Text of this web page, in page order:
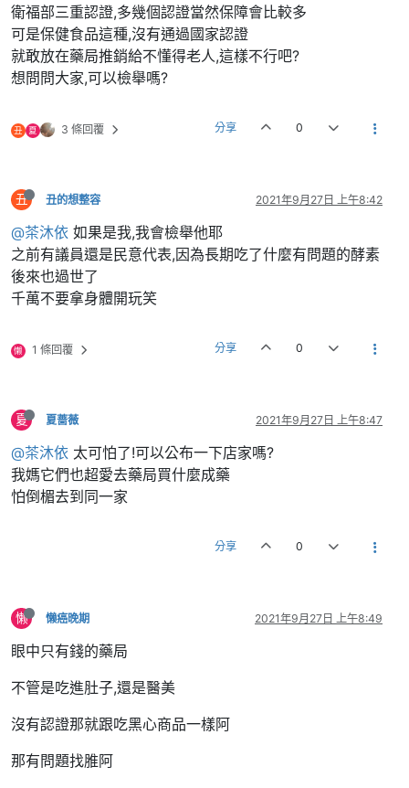
衛福部三重認證,多幾個認證當然保障會比較多
可是保健食品這種,沒有通過國家認證
就敢放在藥局推銷給不懂得老人,這樣不行吧?
想問問大家,可以檢舉嗎?
丑 夏 3 條回覆 分享 0
丑 丑的想整容 2021年9月27日 上午8:42
@茶沐依 如果是我,我會檢舉他耶
之前有議員還是民意代表,因為長期吃了什麼有問題的酵素
後來也過世了
千萬不要拿身體開玩笑
懒 1 條回覆 分享 0
夏 夏蔷薇 2021年9月27日 上午8:47
@茶沐依 太可怕了!可以公布一下店家嗎?
我媽它們也超愛去藥局買什麼成藥
怕倒楣去到同一家
分享 0
懒 懒癌晚期 2021年9月27日 上午8:49
眼中只有錢的藥局
不管是吃進肚子,還是醫美
沒有認證那就跟吃黑心商品一樣阿
那有問題找脽阿